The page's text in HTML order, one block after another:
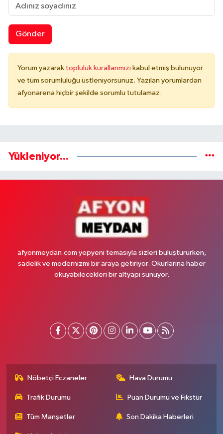
Gönder
Yorum yazarak topluluk kurallarımızı kabul etmiş bulunuyor
ve tüm sorumluluğu üstleniyorsunuz. Yazılan yorumlardan
afyonarena hiçbir şekilde sorumlu tutulamaz.
Yükleniyor...
afyonmeydan.com yepyeni temasıyla sizleri buluştururken,
sadelik ve modernizmi bir araya getiriyor. Okurlarına haber
okuyabilecekleri bir altyapı sunuyor.
Nöbetçi Eczaneler Hava Durumu
Trafik Durumu Puan Durumu ve Fikstür
Tüm Manşetler Son Dakika Haberleri